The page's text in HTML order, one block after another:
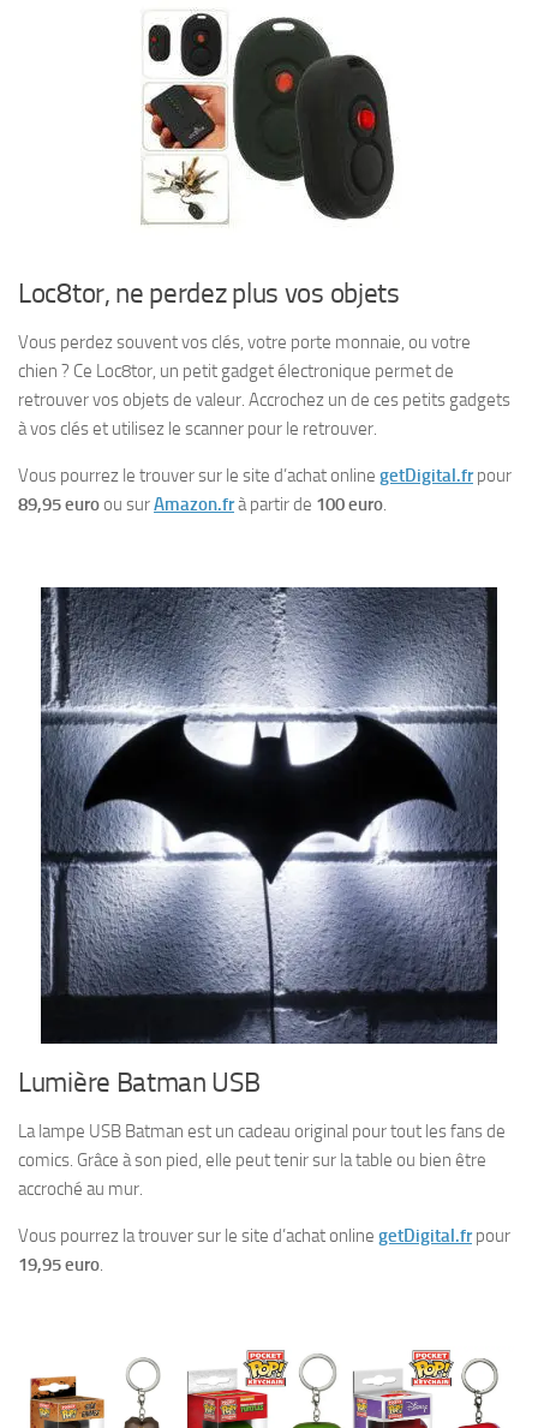
Loc8tor, ne perdez plus vos objets
Vous perdez souvent vos clés, votre porte monnaie, ou votre
chien ? Ce Loc8tor, un petit gadget électronique permet de
retrouver vos objets de valeur. Accrochez un de ces petits gadgets
à vos clés et utilisez le scanner pour le retrouver.
Vous pourrez le trouver sur le site d’achat online getDigital.frpour
89,95 euroou surAmazon.frà partir de 100 euro
Lumière Batman USB
La lampe USB Batman est un cadeau original pour tout les fans de
comics. Grâce à son pied, elle peut tenir sur la table ou bien être
accroché au mur.
Vous pourrez la trouver sur le site d’achat online getDigital.frpour
19,95 euro